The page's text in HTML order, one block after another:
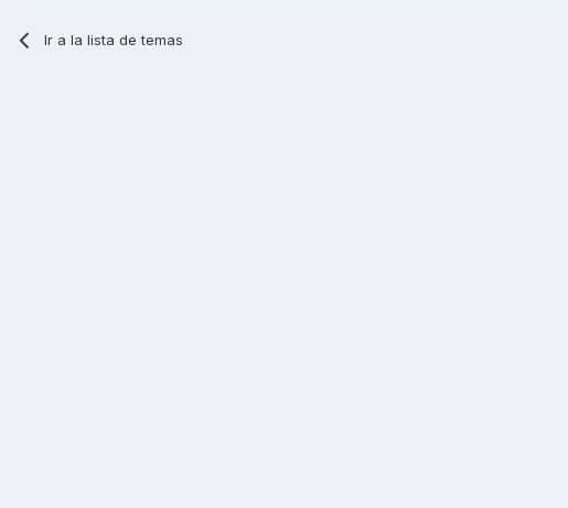
Ir a la lista de temas